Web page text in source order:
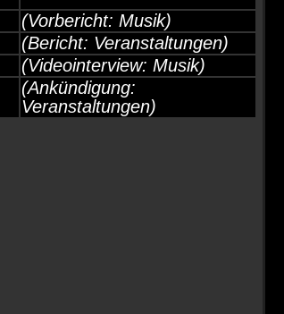
(Vorbericht: Musik)
(Bericht: Veranstaltungen)
(Videointerview: Musik)
(Ankündigung:
Veranstaltungen)